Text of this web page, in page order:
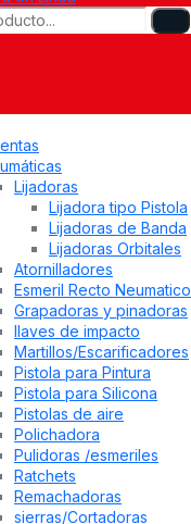
Lijadoras
Lijadora tipo Pistola
Lijadoras de Banda
Lijadoras Orbitales
Atornilladores
Esmeril Recto Neumatico
Grapadoras y pinadoras
llaves de impacto
Martillos/Escarificadores
Pistola para Pintura
Pistola para Silicona
Pistolas de aire
Polichadora
Pulidoras /esmeriles
Ratchets
Remachadoras
sierras/Cortadoras